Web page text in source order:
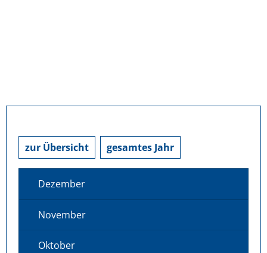
zur Übersicht gesamtes Jahr
Dezember
November
Oktober